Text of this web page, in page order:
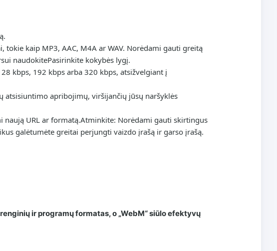
kaip MP3, AAC, M4A ar WAV. Norėdami gauti greitą
naudokitePasirinkite kokybės lygį.
kbps, 192 kbps arba 320 kbps, atsižvelgiant į
atsisiuntimo apribojimų, viršijančių jūsų naršyklės
naują URL ar formatą.Atminkite: Norėdami gauti skirtingus
galėtumėte greitai perjungti vaizdo įrašą ir garso įrašą.
ir programų formatas, o „WebM“ siūlo efektyvų